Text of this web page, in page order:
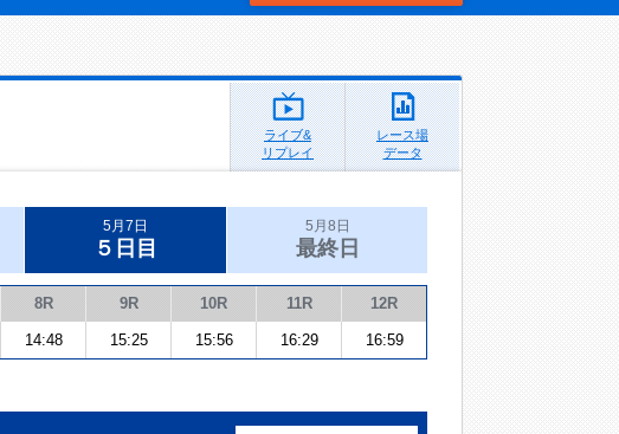
ライブ&
リプレイ
レース場
データ
5月7日
５日目
5月8日
最終日
8R 9R 10R 11R 12R
14:48 15:25 15:56 16:29 16:59